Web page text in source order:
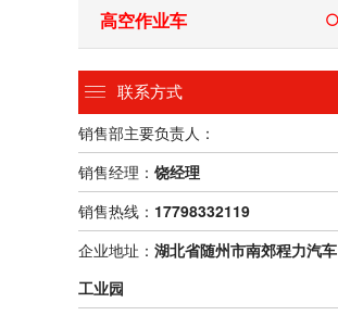
高空作业车
联系方式
销售部主要负责人：
销售经理： 饶经理
销售热线： 17798332119
企业地址： 湖北省随州市南郊程力汽车
工业园